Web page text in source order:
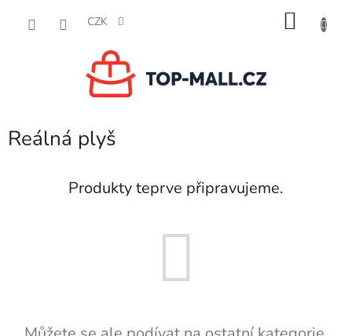
CZK
Reálná plyš
Produkty teprve připravujeme.